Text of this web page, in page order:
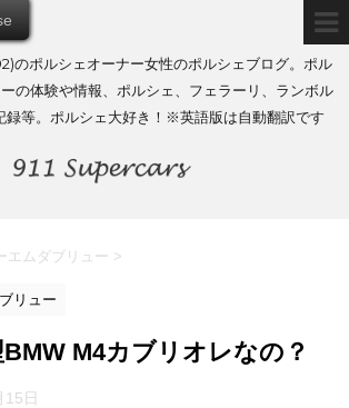
のポルシェオーナー女性のポルシェブログ。ポル
ーの体験や情報、ポルシェ、フェラーリ、ランボル
録等。ポルシェ大好き！※英語版は自動翻訳です
エムダブリュー >
リュー
M4カブリオレなの？
日